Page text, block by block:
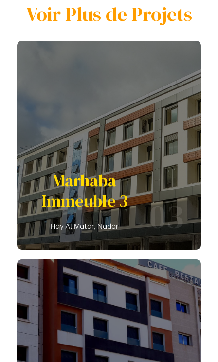
Voir Plus de Projets
Marhaba
Immeuble 3
Hay Al Matar, Nador 03